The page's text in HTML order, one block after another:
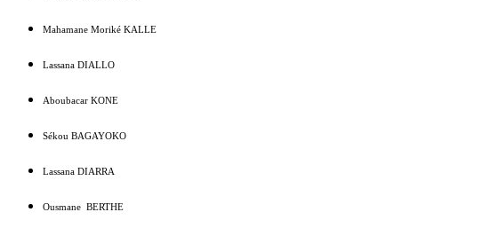
Mahamane Moriké KALLE
Lassana DIALLO
Aboubacar KONE
Sékou BAGAYOKO
Lassana DIARRA
Ousmane BERTHE